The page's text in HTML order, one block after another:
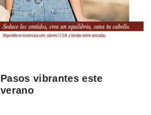
Pasos vibrantes este
verano